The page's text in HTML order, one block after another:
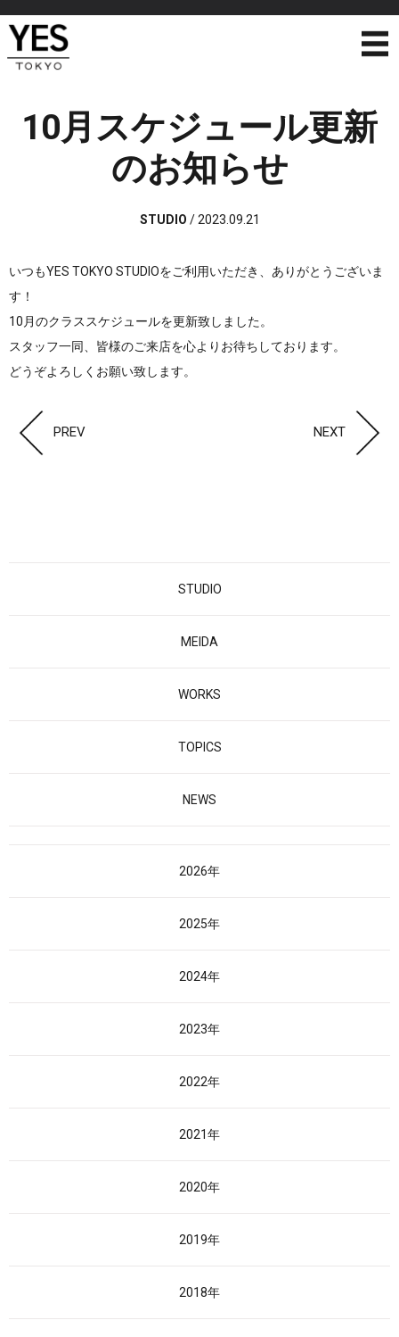
10月スケジュール更新
のお知らせ
STUDIO /2023.09.21
いつもYES TOKYO STUDIOをご利用いただき、ありがとうございま
す！
10月のクラススケジュールを更新致しました。
スタッフ一同、皆様のご来店を心よりお待ちしております。
どうぞよろしくお願い致します。
PREV NEXT
STUDIO
MEIDA
WORKS
TOPICS
NEWS
2026年
2025年
2024年
2023年
2022年
2021年
2020年
2019年
2018年